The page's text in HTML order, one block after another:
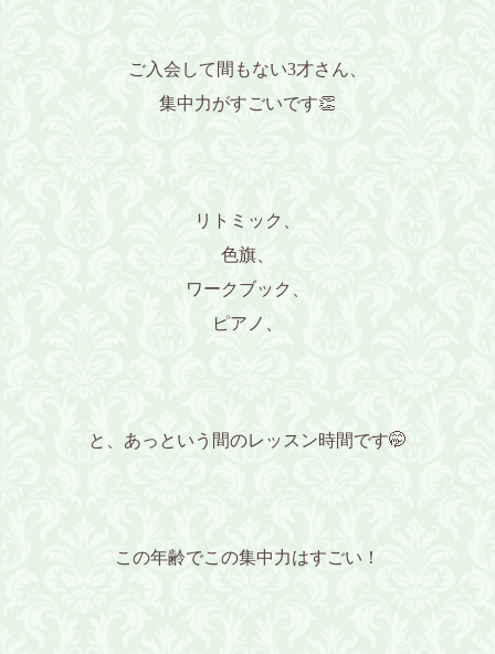
ご入会して間もない3才さん、
集中力がすごいです👏
リトミック、
色旗、
ワークブック、
ピアノ、
と、あっという間のレッスン時間です🤭
この年齢でこの集中力はすごい！